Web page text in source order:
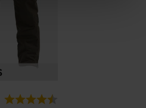
Bewertung: